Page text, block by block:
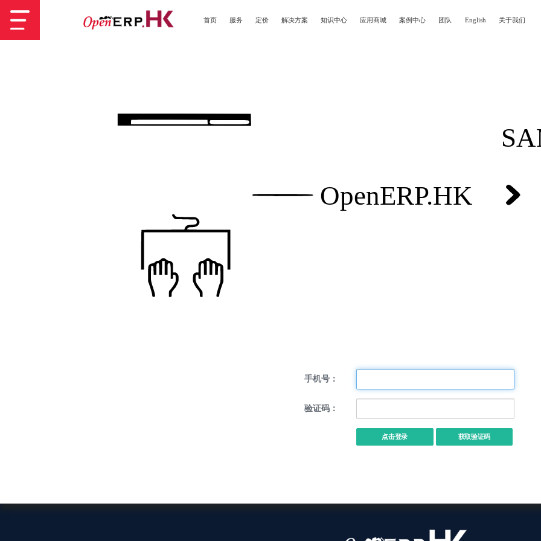
首页 服务 定价 解决方案 知识中心 应用商城 案例中心 团队 English 关于我们
登录以免费试用
手机号：
验证码：
点击登录